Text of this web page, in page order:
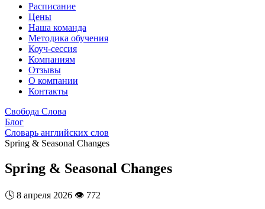
Расписание
Цены
Наша команда
Методика обучения
Коуч-сессия
Компаниям
Отзывы
О компании
Контакты
Свобода Слова
Блог
Словарь английских слов
Spring & Seasonal Changes
Spring & Seasonal Changes
🕓 8 апреля 2026 👁️ 772